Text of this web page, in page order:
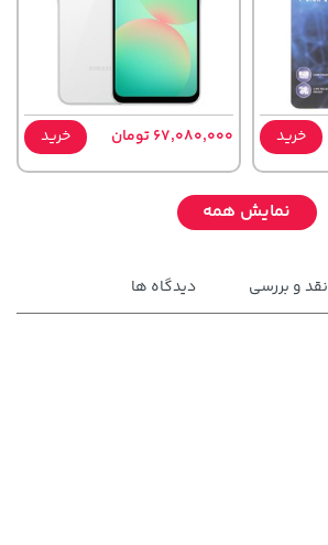
خرید 67,080,000 تومان خرید
نمایش همه
نقد و بررسی دیدگاه ها